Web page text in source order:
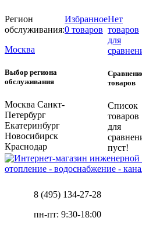
Регион
обслуживания:
Москва
Выбор региона
обслуживания
Москва Санкт-
Петербург
Екатеринбург
Новосибирск
Краснодар
Избранное
0 товаров
Нет
товаров
для
товаров
Список
товаров
для
пуст!
отопление - водоснабжение -
8 (495) 134-27-28
пн-пт: 9:30-18:00